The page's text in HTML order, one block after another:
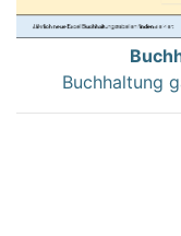
Buchhaltung